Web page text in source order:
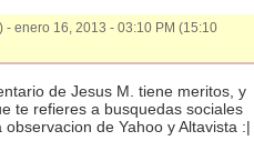
) - enero 16, 2013 - 03:10 PM (15:10
de Jesus M. tiene meritos, y
te refieres a busquedas sociales
de Yahoo y Altavista :|